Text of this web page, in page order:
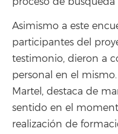
Asimismo a este
participantes del
testimonio, dieron a
personal en el
Martel, destaca de
sentido en el
realización de